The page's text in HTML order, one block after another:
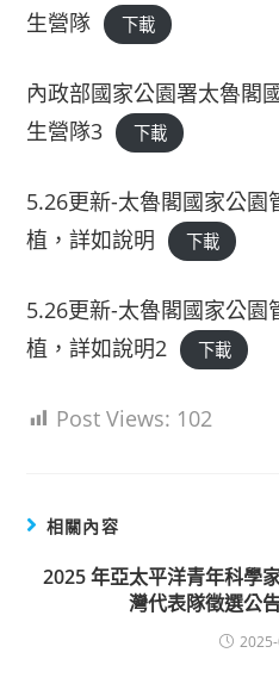
生營隊
下載
內政部國家公園署太魯閣
生營隊3
下載
5.26更新-太魯閣國家公園
植，詳如說明
下載
5.26更新-太魯閣國家公園
植，詳如說明2
下載
Post Views: 102
相關內容
2025 年亞太平洋青年科學
灣代表隊徵選公